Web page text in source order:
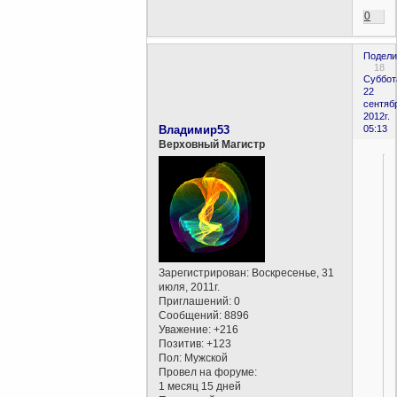
0
18
22
2012г.
05:13
Владимир53
Верховный Магистр
Зарегистрирован: Воскресенье, 31
июля, 2011г.
Приглашений: 0
Сообщений: 8896
Уважение: +216
Позитив: +123
Пол: Мужской
Провел на форуме:
1 месяц 15 дней